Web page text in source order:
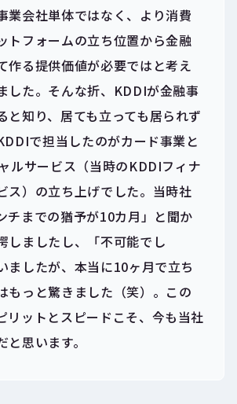
業会社単体ではなく、より消費
トフォームの立ち位置から金融
作る提供価値が必要ではと考え
した。そんな折、KDDIが金融事
と知り、居ても立っても居られず
で担当したのがカード事業と
ルサービス（当時のKDDIフィナ
ス）の立ち上げでした。当時社
チまでの猶予が10カ月」と聞か
しましたし、「不可能でし
ましたが、本当に10ヶ月で立ち
もっと驚きました（笑）。この
リットとスピードこそ、今も当社
思います。